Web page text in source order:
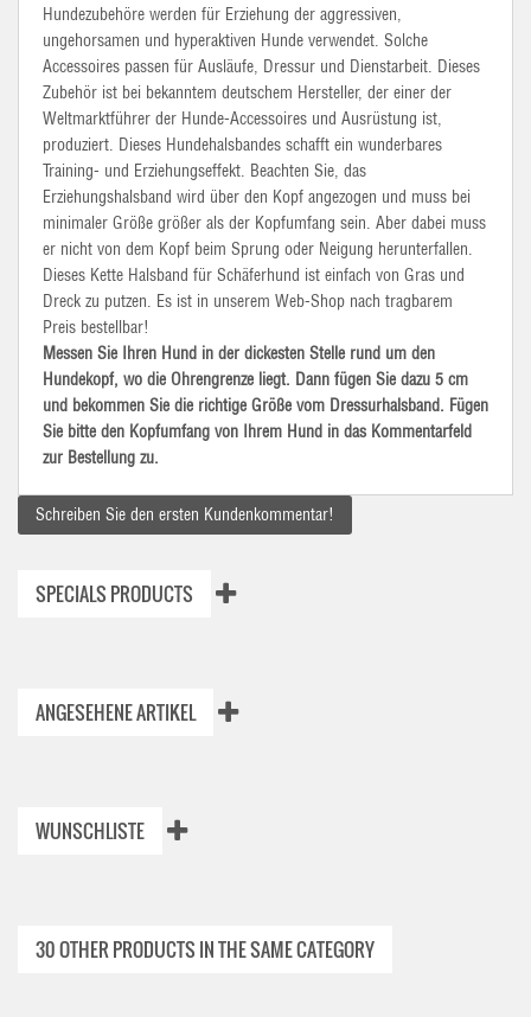
Hundezubehöre werden für Erziehung der aggressiven,
ungehorsamen und hyperaktiven Hunde verwendet. Solche
Accessoires passen für Ausläufe, Dressur und Dienstarbeit. Dieses
Zubehör ist bei bekanntem deutschem Hersteller, der einer der
Weltmarktführer der Hunde-Accessoires und Ausrüstung ist,
produziert. Dieses Hundehalsbandes schafft ein wunderbares
Training- und Erziehungseffekt. Beachten Sie, das
Erziehungshalsband wird über den Kopf angezogen und muss bei
minimaler Größe größer als der Kopfumfang sein. Aber dabei muss
er nicht von dem Kopf beim Sprung oder Neigung herunterfallen.
Dieses Kette Halsband für Schäferhund ist einfach von Gras und
Dreck zu putzen. Es ist in unserem Web-Shop nach tragbarem
Preis bestellbar!
Messen Sie Ihren Hund in der dickesten Stelle rund um den
Hundekopf, wo die Ohrengrenze liegt. Dann fügen Sie dazu 5 cm
und bekommen Sie die richtige Größe vom Dressurhalsband. Fügen
Sie bitte den Kopfumfang von Ihrem Hund in das Kommentarfeld
zur Bestellung zu.
Schreiben Sie den ersten Kundenkommentar!
SPECIALS PRODUCTS
ANGESEHENE ARTIKEL
WUNSCHLISTE
30 OTHER PRODUCTS IN THE SAME CATEGORY